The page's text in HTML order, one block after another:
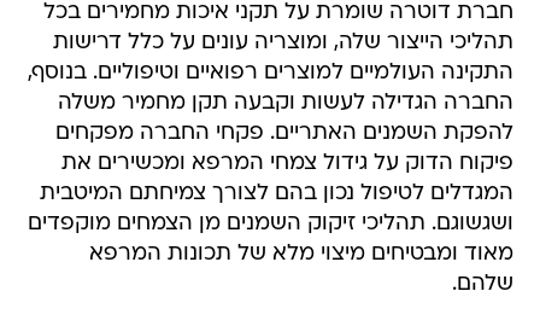
חברת דוטרה שומרת על תקני איכות מחמירים בכל
תהליכי הייצור שלה, ומוצריה עונים על כלל דרישות
התקינה העולמיים למוצרים רפואיים וטיפוליים. בנוסף,
החברה הגדילה לעשות וקבעה תקן מחמיר משלה
להפקת השמנים האתריים. פקחי החברה מפקחים
פיקוח הדוק על גידול צמחי המרפא ומכשירים את
המגדלים לטיפול נכון בהם לצורך צמיחתם המיטבית
ושגשוגם. תהליכי זיקוק השמנים מן הצמחים מוקפדים
מאוד ומבטיחים מיצוי מלא של תכונות המרפא
שלהם.